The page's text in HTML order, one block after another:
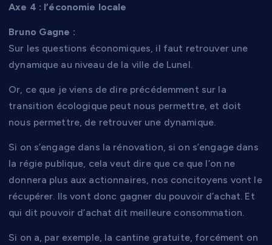
Axe 4 : l’économie locale
Bruno Gagne :
Sur les questions économiques, il faut retrouver une
dynamique au niveau de la ville de Lunel.
Or, ce que je viens de dire précédemment sur la
transition écologique peut nous permettre, et doit
nous permettre, de retrouver une dynamique.
Si on s’engage dans la rénovation, si on s’engage dans
la régie publique, cela veut dire que ce que l’on ne
donnera plus aux actionnaires, nos concitoyens vont le
récupérer. Ils vont donc gagner du pouvoir d’achat. Et
qui dit pouvoir d’achat dit meilleure consommation.
Si on a, par exemple, la cantine gratuite, forcément on